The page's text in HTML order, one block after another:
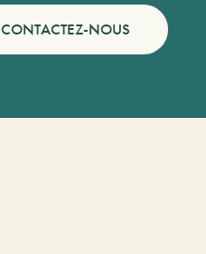
CONTACTEZ-NOUS